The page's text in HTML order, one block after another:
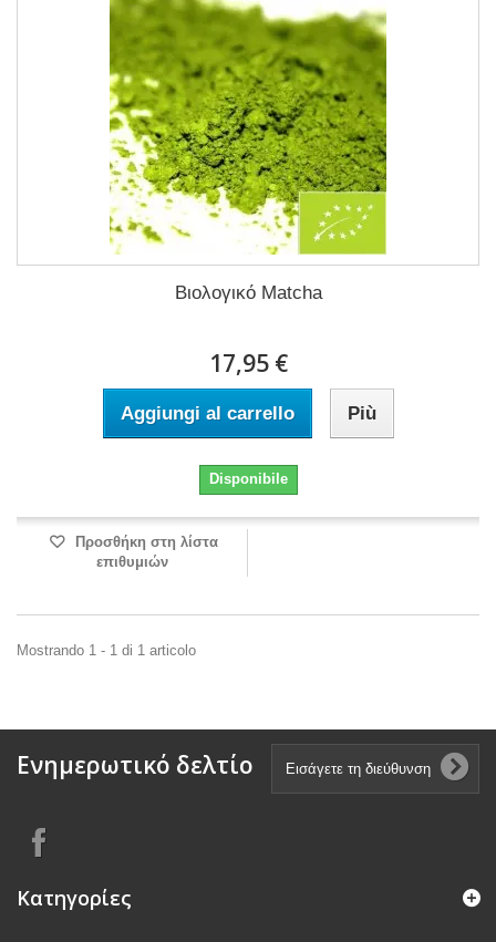
Βιολογικό Matcha
17,95 €
Aggiungi al carrello Più
Disponibile
Προσθήκη στη λίστα
επιθυμιών
Mostrando 1 - 1 di 1 articolo
Ενημερωτικό δελτίο
Κατηγορίες